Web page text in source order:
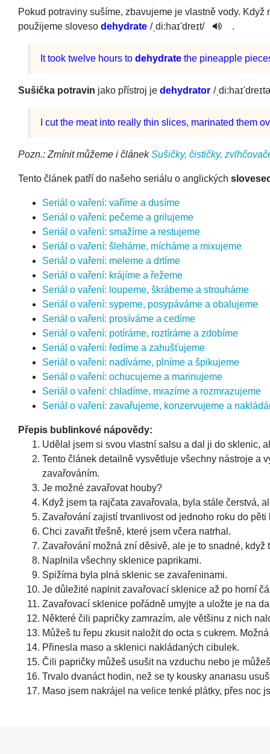
Pokud potraviny sušíme, zbavujeme je vlastně vody.
použijeme sloveso dehydrate /ˌdi:haɪ'd­reɪt/ .
It took twelve hours to dehydrate the pineapple
Sušička potravin jako přístroj je dehydrator /ˌdi:haɪ'­dreɪtə
cut the meat into really thin slices, marinated them
Pozn.: Zmínit můžeme i článekSušičky, čističky,
Tento článek patří do našeho seriálu o anglických
Seriál o vaření: vaříme a dusíme
Seriál o vaření: pečeme a grilujeme
Seriál o vaření: smažíme a restujeme
Seriál o vaření: šleháme, mícháme a mixujeme
Seriál o vaření: meleme a drtíme
Seriál o vaření: krájíme a řežeme
Seriál o vaření: loupeme, škrábeme a strouháme
Seriál o vaření: sypeme, posypáváme a obalujeme
Seriál o vaření: prosíváme a cedíme
Seriál o vaření: potíráme, roztíráme a zdobíme
Seriál o vaření: ředíme a zahušťujeme
Seriál o vaření: nadíváme, plníme a špikujeme
Seriál o vaření: ochucujeme a marinujeme
Seriál o vaření: chladíme, mrazíme a rozmrazujeme
Seriál o vaření: zavařujeme, konzervujeme a
Přepis bublinkové nápovědy:
Udělal jsem si svou vlastní salsu a dal ji do sklenic,
Tento článek detailně vysvětluje všechny nástroje a
zavařováním.
Je možné zavařovat houby?
Když jsem ta rajčata zavařovala, byla stále čerstvá,
Zavařování zajistí trvanlivost od jednoho roku do pěti
Chci zavařit třešně, které jsem včera natrhal.
Zavařování možná zní děsivě, ale je to snadné, když
Naplnila všechny sklenice paprikami.
Spižírna byla plná sklenic se zavařeninami.
Je důležité naplnit zavařovací sklenice až po horní
Zavařovací sklenice pořádně umyjte a uložte je na
Některé čili papričky zamrazím, ale většinu z nich
Můžeš tu řepu zkusit naložit do octa s cukrem.
Přinesla maso a sklenici nakládaných cibulek.
Čili papričky můžeš usušit na vzduchu nebo je
Trvalo dvanáct hodin, než se ty kousky ananasu
Maso jsem nakrájel na velice tenké plátky, přes noc